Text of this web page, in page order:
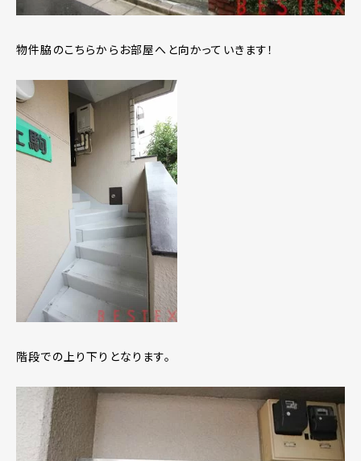
物件脇のこちらからお部屋へと向かっていきます！
階段での上り下りとなります。